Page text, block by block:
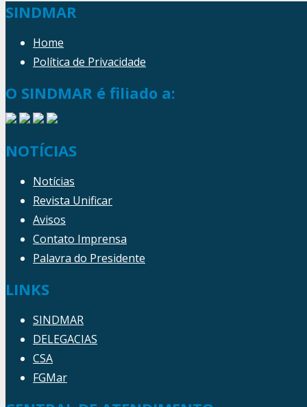
SINDMAR
Home
Política de Privacidade
O SINDMAR é filiado a:
NOTÍCIAS
Notícias
Revista Unificar
Avisos
Contato Imprensa
Palavra do Presidente
LINKS
SINDMAR
DELEGACIAS
CSA
FGMar